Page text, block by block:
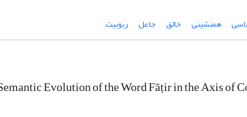
همنشینی خالق جاعل ربوبیت
Evolution of the Word Fāṭir in the Axis of